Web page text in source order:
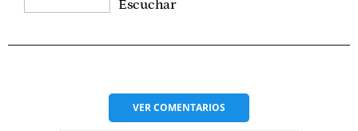
Escuchar
VERCOMENTARIOS